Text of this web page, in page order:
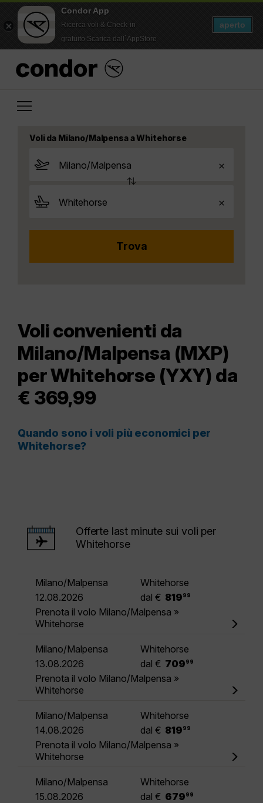
Condor App
Ricerca voli & Check-in
gratuito Scarica dall`AppStore
aperto
Voli da Milano/Malpensa a Whitehorse
Voli convenienti da
Milano/Malpensa (MXP)
per Whitehorse (YXY) da
€ 369,99
Quando sono i voli più economici per
Whitehorse?
Offerte last minute sui voli per
Whitehorse
Milano/Malpensa
Whitehorse
12.08.2026
dal € 819 99
Prenota il volo Milano/Malpensa »
Whitehorse
Milano/Malpensa
Whitehorse
13.08.2026
dal € 709 99
Prenota il volo Milano/Malpensa »
Whitehorse
Milano/Malpensa
Whitehorse
14.08.2026
dal € 819 99
Prenota il volo Milano/Malpensa »
Whitehorse
Milano/Malpensa
Whitehorse
15.08.2026
dal € 679 99